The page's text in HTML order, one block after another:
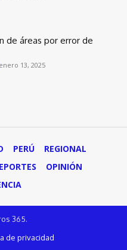
de áreas por error de
enero 13, 2025
PERÚ
REGIONAL
OPINIÓN
365.
de privacidad